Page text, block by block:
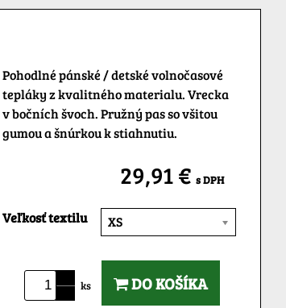
Pohodlné pánské / detské volnočasové
tepláky z kvalitného materialu. Vrecka
v bočních švoch. Pružný pas so všitou
gumou a šnúrkou k stiahnutiu.
29,91 € s DPH
Veľkosť textilu XS
ks DO KOŠÍKA